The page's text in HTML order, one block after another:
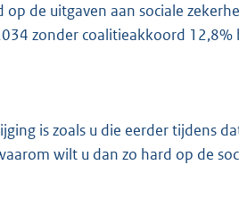
de uitgaven aan sociale
zonder coalitieakkoord 12,8%
is zoals u die eerder tijdens
wilt u dan zo hard op de